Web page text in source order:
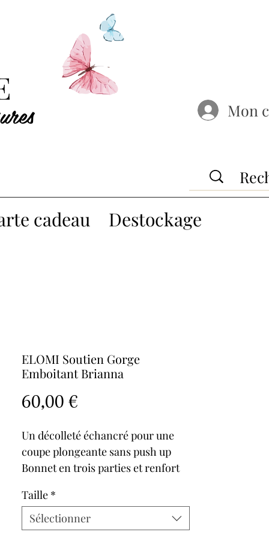
Mon
cadeau Destockage
ELOMI Soutien Gorge
Emboitant Brianna
60,00 €
Un décolleté échancré pour une
coupe plongeante sans push up
Bonnet en trois parties et renfort
rehaussée et sculptée
Haut de bonnet et entre-seins avec
décor dentelle non doublé pour la
Taille *
Sélectionner